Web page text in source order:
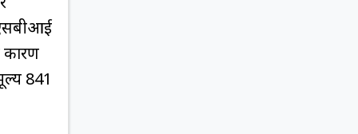
कारण
841